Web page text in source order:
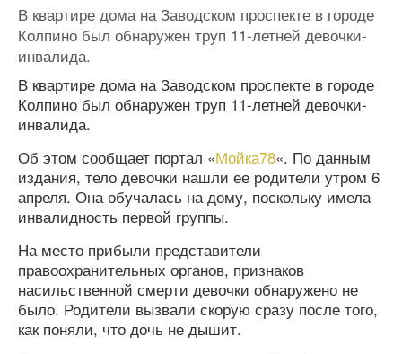
В квартире дома на Заводском проспекте в городе
Колпино был обнаружен труп 11-летней девочки-
инвалида.
В квартире дома на Заводском проспекте в городе
Колпино был обнаружен труп 11-летней девочки-
инвалида.
Об этом сообщает портал «Мойка78«. По данным
издания, тело девочки нашли ее родители утром 6
апреля. Она обучалась на дому, поскольку имела
инвалидность первой группы.
На место прибыли представители
правоохранительных органов, признаков
насильственной смерти девочки обнаружено не
было. Родители вызвали скорую сразу после того,
как поняли, что дочь не дышит.